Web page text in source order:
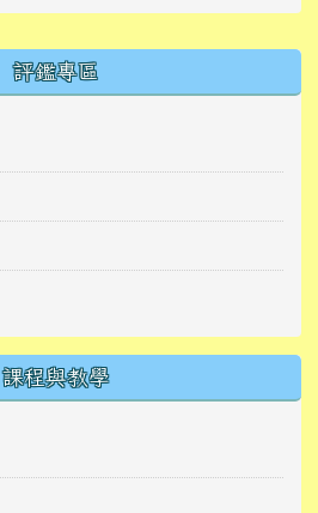
評鑑專區
課程與教學